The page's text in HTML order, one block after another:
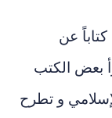
عن
بعض الكتب
و تطرح